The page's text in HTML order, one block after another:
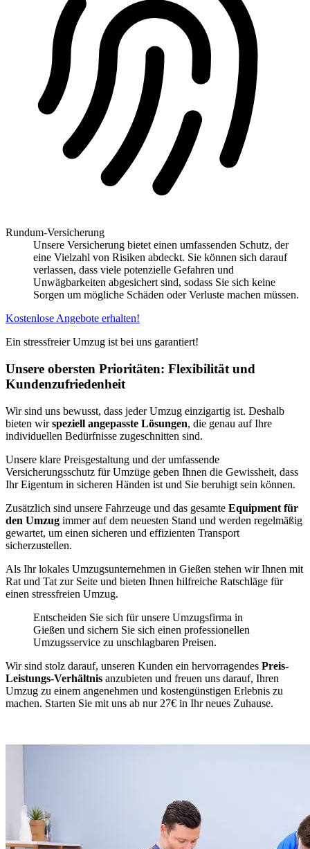
Rundum-Versicherung
Unsere Versicherung bietet einen umfassenden Schutz, der
eine Vielzahl von Risiken abdeckt. Sie können sich darauf
verlassen, dass viele potenzielle Gefahren und
Unwägbarkeiten abgesichert sind, sodass Sie sich keine
Sorgen um mögliche Schäden oder Verluste machen müssen.
Kostenlose Angebote erhalten!
Ein stressfreier Umzug ist bei uns garantiert!
Unsere obersten Prioritäten: Flexibilität und
Kundenzufriedenheit
Wir sind uns bewusst, dass jeder Umzug einzigartig ist. Deshalb
bieten wirspeziell angepasste Lösungen, die genau auf Ihre
individuellen Bedürfnisse zugeschnitten sind.
Unsere klare Preisgestaltung und der umfassende
Versicherungsschutz für Umzüge geben Ihnen die Gewissheit, dass
Ihr Eigentum in sicheren Händen ist und Sie beruhigt sein können.
Zusätzlich sind unsere Fahrzeuge und das gesamte Equipment für
den Umzug immer auf dem neuesten Stand und werden regelmäßig
gewartet, um einen sicheren und effizienten Transport
sicherzustellen.
Als Ihr lokales Umzugsunternehmen in Gießen stehen wir Ihnen mit
Rat und Tat zur Seite und bieten Ihnen hilfreiche Ratschläge für
einen stressfreien Umzug.
Entscheiden Sie sich für unsere Umzugsfirma in
Gießen und sichern Sie sich einen professionellen
Umzugsservice zu unschlagbaren Preisen.
Wir sind stolz darauf, unseren Kunden ein hervorragendes Preis-
Leistungs-Verhältnis anzubieten und freuen uns darauf, Ihren
Umzug zu einem angenehmen und kostengünstigen Erlebnis zu
machen. Starten Sie mit uns ab nur 27€ in Ihr neues Zuhause.